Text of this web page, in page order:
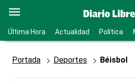
Última Hora Actualidad Política
Portada Deportes Béisbol